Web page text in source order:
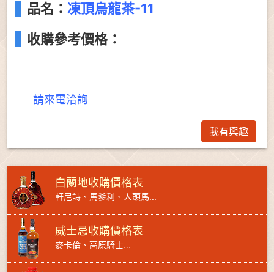
品名： 凍頂烏龍茶-11
收購參考價格：
請來電洽詢
我有興趣
白蘭地收購價格表
軒尼詩、馬爹利、人頭馬...
威士忌收購價格表
麥卡倫、高原騎士...